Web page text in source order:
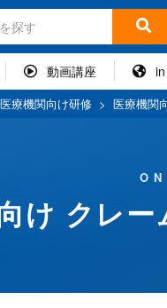
動画講座
療機関向け研修 > 医療機関
け クレ